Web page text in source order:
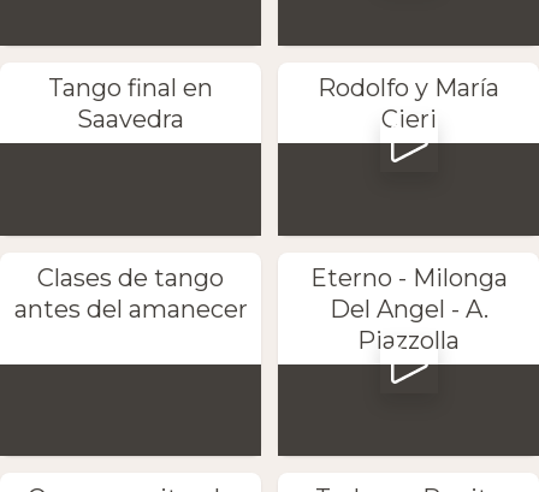
Tango final en
Saavedra
Rodolfo y María
Cieri
Clases de tango
antes del amanecer
Eterno - Milonga
Del Angel - A.
Piazzolla